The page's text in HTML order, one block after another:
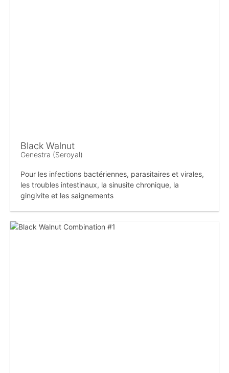
Black Walnut
Genestra (Seroyal)
Pour les infections bactériennes, parasitaires et virales,
les troubles intestinaux, la sinusite chronique, la
gingivite et les saignements